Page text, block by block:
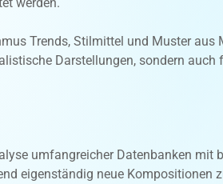
Trends, Stilmittel und Muster
Darstellungen, sondern
umfangreicher Datenbanken mit
eigenständig neue Kompositionen